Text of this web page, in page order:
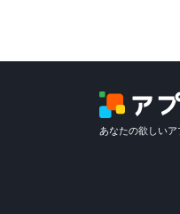
あなたの欲しい